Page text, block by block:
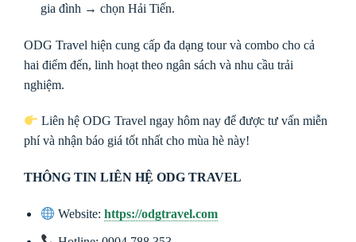
gia đình → chọn Hải Tiến.
ODG Travel hiện cung cấp đa dạng tour và combo cho cả
hai điểm đến, linh hoạt theo ngân sách và nhu cầu trải
nghiệm.
Liên hệ ODG Travel ngay hôm nay để được tư vấn miễn
phí và nhận báo giá tốt nhất cho mùa hè này!
THÔNG TIN LIÊN HỆ ODG TRAVEL
Website:https://odgtravel.com